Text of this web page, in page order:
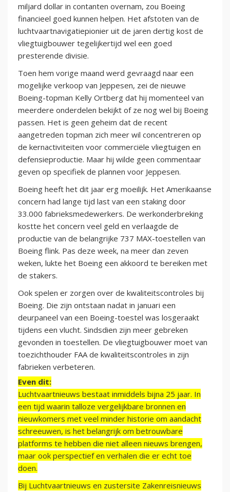
miljard dollar in contanten overnam, zou Boeing
financieel goed kunnen helpen. Het afstoten van de
luchtvaartnavigatiepionier uit de jaren dertig kost de
vliegtuigbouwer tegelijkertijd wel een goed
presterende divisie.
Toen hem vorige maand werd gevraagd naar een
mogelijke verkoop van Jeppesen, zei de nieuwe
Boeing-topman Kelly Ortberg dat hij momenteel van
meerdere onderdelen bekijkt of ze nog wel bij Boeing
passen. Het is geen geheim dat de recent
aangetreden topman zich meer wil concentreren op
de kernactiviteiten voor commerciële vliegtuigen en
defensieproductie. Maar hij wilde geen commentaar
geven op specifiek de plannen voor Jeppesen.
Boeing heeft het dit jaar erg moeilijk. Het Amerikaanse
concern had lange tijd last van een staking door
33.000 fabrieksmedewerkers. De werkonderbreking
kostte het concern veel geld en verlaagde de
productie van de belangrijke 737 MAX-toestellen van
Boeing flink. Pas deze week, na meer dan zeven
weken, lukte het Boeing een akkoord te bereiken met
de stakers.
Ook spelen er zorgen over de kwaliteitscontroles bij
Boeing. Die zijn ontstaan nadat in januari een
deurpaneel van een Boeing-toestel was losgeraakt
tijdens een vlucht. Sindsdien zijn meer gebreken
gevonden in toestellen. De vliegtuigbouwer moet van
toezichthouder FAA de kwaliteitscontroles in zijn
fabrieken verbeteren.
Even dit:
Luchtvaartnieuws bestaat inmiddels bijna 25 jaar. In
een tijd waarin talloze vergelijkbare bronnen en
nieuwkomers met veel minder historie om aandacht
schreeuwen, is het belangrijk om betrouwbare
platforms te hebben die niet alleen nieuws brengen,
maar ook perspectief en verhalen die er echt toe
doen.
Bij Luchtvaartnieuws en zustersite Zakenreisnieuws